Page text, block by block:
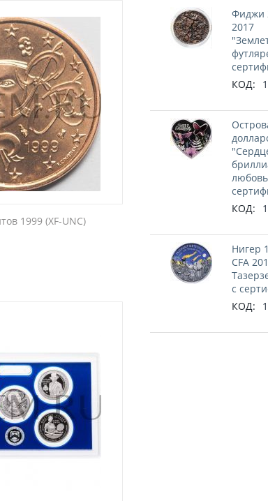
1999 (XF-UNC)
Фиджи
2017
КОД:
КОД:
Нигер
CFA
с
КОД: